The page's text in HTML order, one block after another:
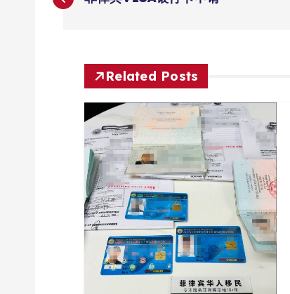
Related Posts